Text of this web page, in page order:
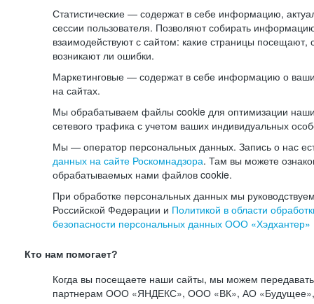
Статистические — содержат в себе информацию,
сессии пользователя. Позволяют собирать
взаимодействуют с сайтом: какие страницы посещают,
возникают ли ошибки.
Маркетинговые — содержат в себе информацию о
на сайтах.
Мы обрабатываем файлы cookie для оптимизации
сетевого трафика с учетом ваших индивидуальных
Мы — оператор персональных данных. Запись о нас
данных на сайте Роскомнадзора. Там вы можете
обрабатываемых нами файлов cookie.
При обработке персональных данных мы
Российской Федерации и Политикой в области
безопасности персональных данных ООО «Хэдхантер»
Кто нам помогает?
Когда вы посещаете наши сайты, мы можем
партнерам ООО «ЯНДЕКС», ООО «ВК», АО